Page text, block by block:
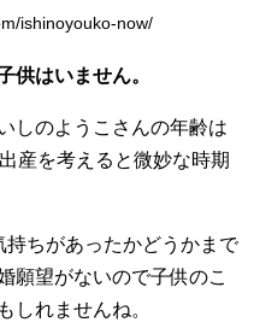
ishinoyouko-now/
供はいません。
しのようこさんの年齢は
産を考えると微妙な時期
ちがあったかどうかまで
願望がないので子供のこ
しれませんね。